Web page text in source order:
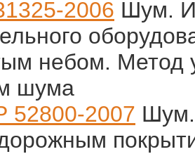
2006 Шум.
небом. Метод
шума
52800-2007 Шум.